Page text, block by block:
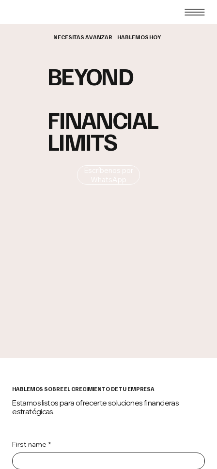
NECESITAS AVANZAR HABLEMOS HOY
BEYOND
FINANCIAL
LIMITS
Escríbenos por
WhatsApp
HABLEMOS SOBRE EL CRECIMIENTO DE TU EMPRESA
Estamos listos para ofrecerte soluciones financieras
estratégicas.
First name *